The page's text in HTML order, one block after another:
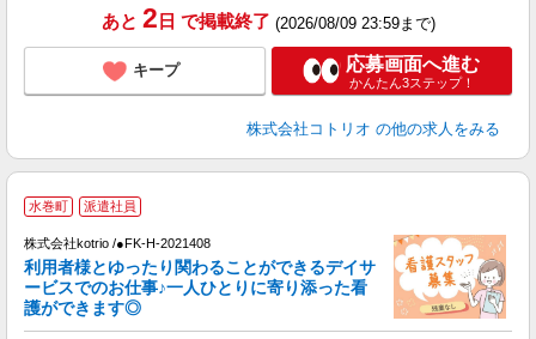
あと 2 日 で掲載終了 (2026/08/09 23:59まで)
キープ 応募画面へ進む
かんたん3ステップ！
株式会社コトリオ の他の求人をみる
水巻町 派遣社員
株式会社kotrio /●FK-H-2021408
利用者様とゆったり関わることができるデイサ
ービスでのお仕事♪一人ひとりに寄り添った看
護ができます◎